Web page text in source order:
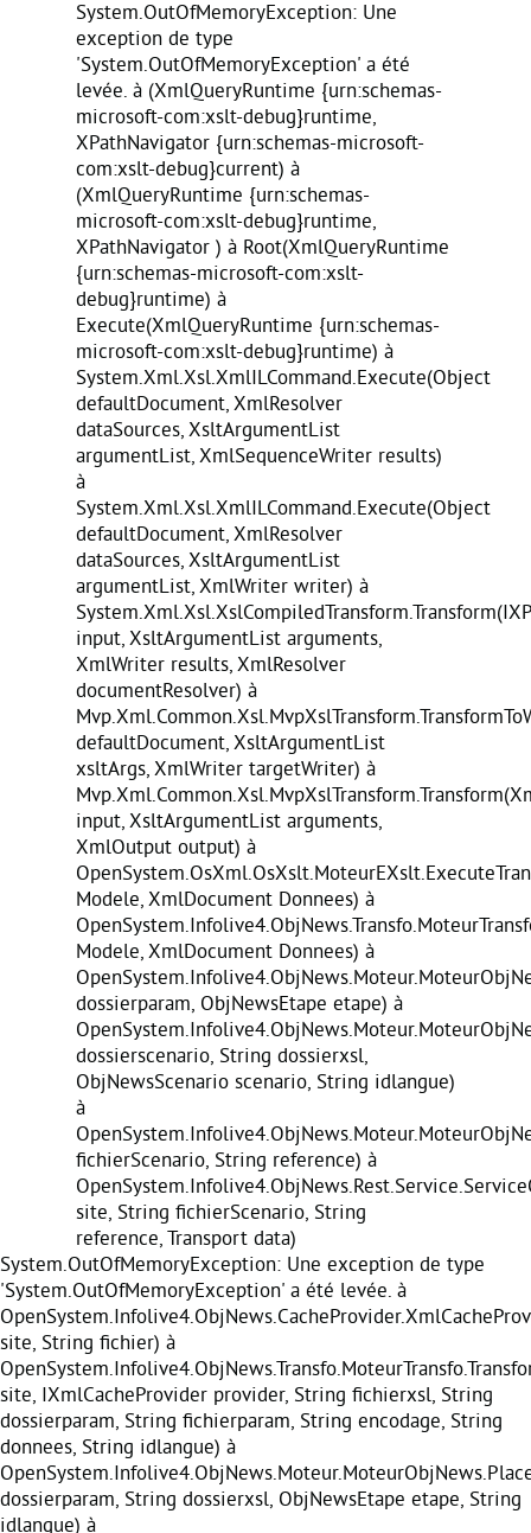
System.OutOfMemoryException: Une
exception de type
'System.OutOfMemoryException' a été
levée. à (XmlQueryRuntime {urn:schemas-
microsoft-com:xslt-debug}runtime,
XPathNavigator {urn:schemas-microsoft-
com:xslt-debug}current) à
(XmlQueryRuntime {urn:schemas-
microsoft-com:xslt-debug}runtime,
XPathNavigator ) à Root(XmlQueryRuntime
{urn:schemas-microsoft-com:xslt-
debug}runtime) à
Execute(XmlQueryRuntime {urn:schemas-
microsoft-com:xslt-debug}runtime) à
System.Xml.Xsl.XmlILCommand.Execute(Object
defaultDocument, XmlResolver
dataSources, XsltArgumentList
argumentList, XmlSequenceWriter results)
à
System.Xml.Xsl.XmlILCommand.Execute(Object
defaultDocument, XmlResolver
dataSources, XsltArgumentList
argumentList, XmlWriter writer) à
input, XsltArgumentList arguments,
XmlWriter results, XmlResolver
documentResolver) à
defaultDocument, XsltArgumentList
xsltArgs, XmlWriter targetWriter) à
input, XsltArgumentList arguments,
XmlOutput output) à
Modele, XmlDocument Donnees) à
Modele, XmlDocument Donnees) à
dossierparam, ObjNewsEtape etape) à
dossierscenario, String dossierxsl,
ObjNewsScenario scenario, String idlangue)
à
fichierScenario, String reference) à
site, String fichierScenario, String
reference, Transport data)
System.OutOfMemoryException: Une exception de type
'System.OutOfMemoryException' a été levée. à
site, String fichier) à
site, IXmlCacheProvider provider, String fichierxsl, String
dossierparam, String fichierparam, String encodage, String
donnees, String idlangue) à
dossierparam, String dossierxsl, ObjNewsEtape etape, String
idlangue) à